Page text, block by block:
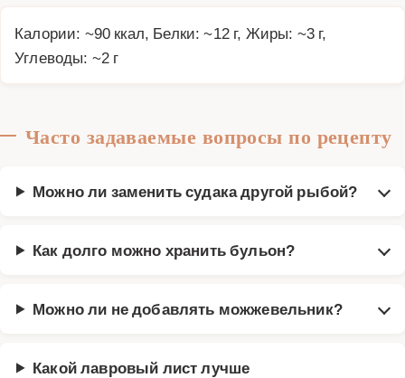
Калории: ~90 ккал, Белки: ~12 г, Жиры: ~3 г,
Углеводы: ~2 г
Часто задаваемые вопросы по рецепту
Можно ли заменить судака другой рыбой?
Как долго можно хранить бульон?
Можно ли не добавлять можжевельник?
Какой лавровый лист лучше